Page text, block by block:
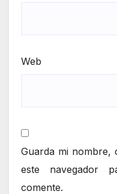
Web
Guarda mi
este navegador
comente.